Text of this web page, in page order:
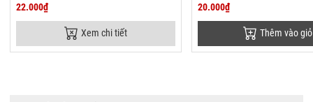
22.000₫
Xem chi tiết
20.000₫
Thêm vào giỏ